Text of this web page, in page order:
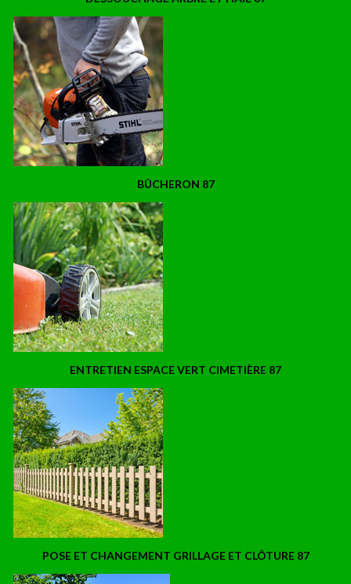
BÛCHERON 87
ENTRETIEN ESPACE VERT CIMETIÈRE 87
POSE ET CHANGEMENT GRILLAGE ET CLÔTURE 87